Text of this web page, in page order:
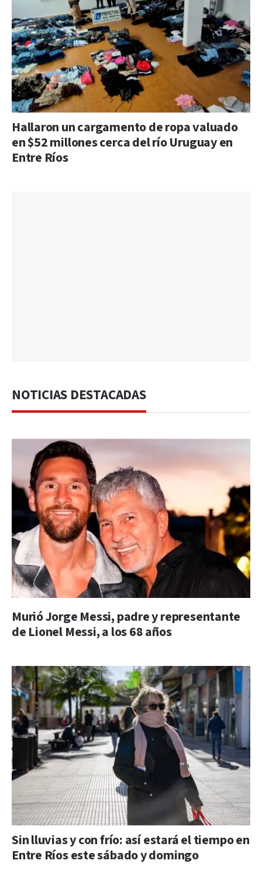
Hallaron un cargamento de ropa valuado
en $52 millones cerca del río Uruguay en
Entre Ríos
NOTICIAS DESTACADAS
Murió Jorge Messi, padre y representante
de Lionel Messi, a los 68 años
Sin lluvias y con frío: así estará el tiempo en
Entre Ríos este sábado y domingo